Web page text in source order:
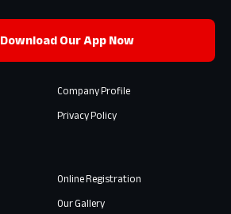
Download Our App Now
Company Profile
Privacy Policy
Online Registration
Our Gallery